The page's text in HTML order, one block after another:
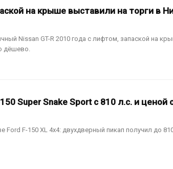
на крыше выставили на торги в
Nissan GT-R 2010 года с лифтом, запаской на
дёшево.
Super Snake Sport с 810 л.с. и ценой
Ford F-150 XL 4x4: двухдверный пикап получил до